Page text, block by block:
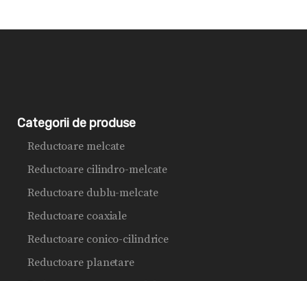
Categorii de produse
Reductoare melcate
Reductoare cilindro-melcate
Reductoare dublu-melcate
Reductoare coaxiale
Reductoare conico-cilindrice
Reductoare planetare